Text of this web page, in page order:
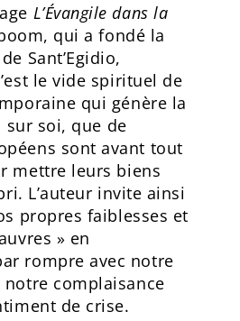
L’Évangile dans la
qui a fondé la
Sant’Egidio,
le vide spirituel de
qui génère la
soi, que de
sont avant tout
mettre leurs biens
L’auteur invite ainsi
propres faiblesses et
» en
rompre avec notre
complaisance
de crise.